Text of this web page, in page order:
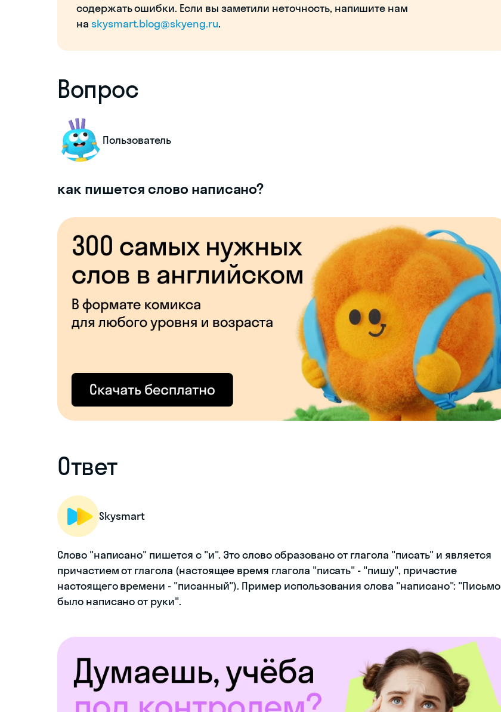
содержать ошибки. Если вы заметили неточность, напишите нам
на skysmart.blog@skyeng.ru.
Вопрос
Пользователь
как пишется слово написано?
Ответ
Skysmart
Слово "написано" пишется с "и". Это слово образовано от глагола "писать" и является
причастием от глагола (настоящее время глагола "писать" - "пишу", причастие
настоящего времени - "писанный"). Пример использования слова "написано": "Письмо
было написано от руки".